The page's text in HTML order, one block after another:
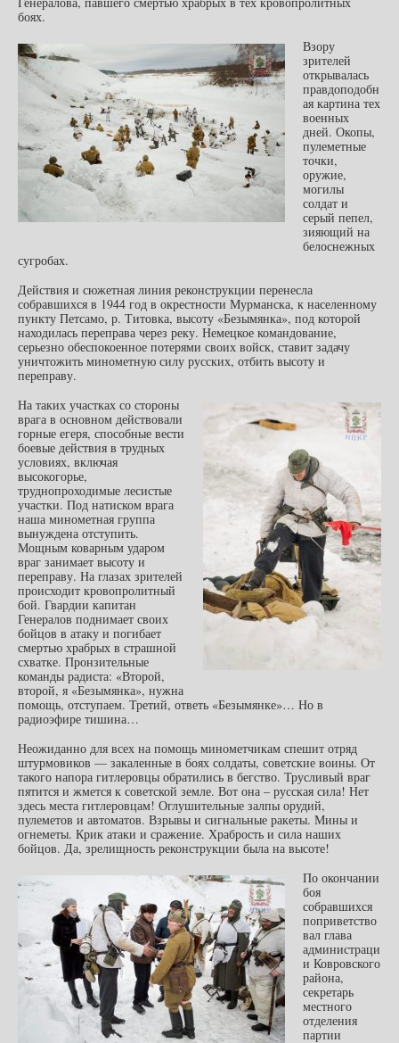
боях.
Взору
зрителей
открывалась
правдоподобн
ая картина тех
военных
дней. Окопы,
пулеметные
точки,
оружие,
могилы
солдат и
серый пепел,
зияющий на
белоснежных
сугробах.
Действия и сюжетная линия реконструкции перенесла
собравшихся в 1944 год в окрестности Мурманска, к населенному
пункту Петсамо, р. Титовка, высоту «Безымянка», под которой
находилась переправа через реку. Немецкое командование,
серьезно обеспокоенное потерями своих войск, ставит задачу
уничтожить минометную силу русских, отбить высоту и
переправу.
На таких участках со стороны
врага в основном действовали
горные егеря, способные вести
боевые действия в трудных
условиях, включая
высокогорье,
труднопроходимые лесистые
участки. Под натиском врага
наша минометная группа
вынуждена отступить.
Мощным коварным ударом
враг занимает высоту и
переправу. На глазах зрителей
происходит кровопролитный
бой. Гвардии капитан
Генералов поднимает своих
бойцов в атаку и погибает
смертью храбрых в страшной
схватке. Пронзительные
команды радиста: «Второй,
второй, я «Безымянка», нужна
помощь, отступаем. Третий, ответь «Безымянке»… Но в
радиоэфире тишина…
Неожиданно для всех на помощь минометчикам спешит отряд
штурмовиков — закаленные в боях солдаты, советские воины. От
такого напора гитлеровцы обратились в бегство. Трусливый враг
пятится и жмется к советской земле. Вот она – русская сила! Нет
здесь места гитлеровцам! Оглушительные залпы орудий,
пулеметов и автоматов. Взрывы и сигнальные ракеты. Мины и
огнеметы. Крик атаки и сражение. Храбрость и сила наших
бойцов. Да, зрелищность реконструкции была на высоте!
По окончании
боя
собравшихся
поприветство
вал глава
администраци
и Ковровского
района,
секретарь
местного
отделения
партии